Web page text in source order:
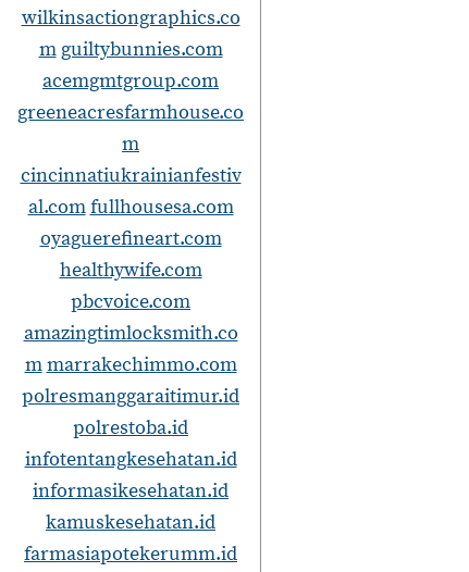
wilkinsactiongraphics.co
m guiltybunnies.com
acemgmtgroup.com
greeneacresfarmhouse.co
m
cincinnatiukrainianfestiv
al.comfullhousesa.com
oyaguerefineart.com
healthywife.com
pbcvoice.com
amazingtimlocksmith.co
mmarrakechimmo.com
polresmanggaraitimur.id
polrestoba.id
infotentangkesehatan.id
informasikesehatan.id
kamuskesehatan.id
farmasiapotekerumm.id